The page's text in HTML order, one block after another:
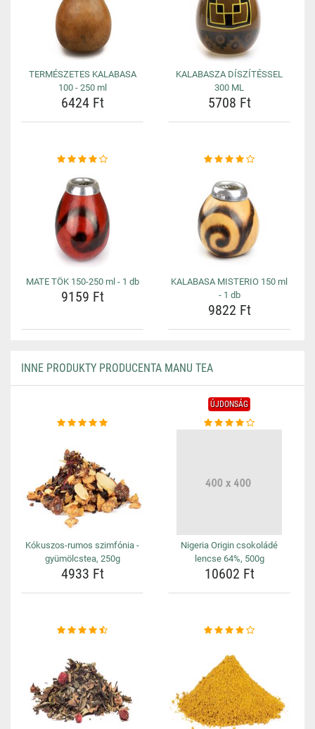
TERMÉSZETES KALABASA
100 - 250 ml
6424 Ft
KALABASZA DÍSZÍTÉSSEL
300 ML
5708 Ft
MATE TÖK 150-250 ml - 1 db
9159 Ft
KALABASA MISTERIO 150 ml
- 1 db
9822 Ft
INNE PRODUKTY PRODUCENTA MANU TEA
Kókuszos-rumos szimfónia -
gyümölcstea, 250g
4933 Ft
ÚJDONSÁG
Nigeria Origin csokoládé
lencse 64%, 500g
10602 Ft